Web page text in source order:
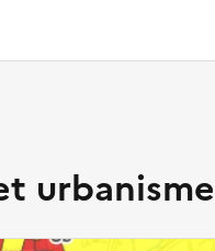
urbanisme